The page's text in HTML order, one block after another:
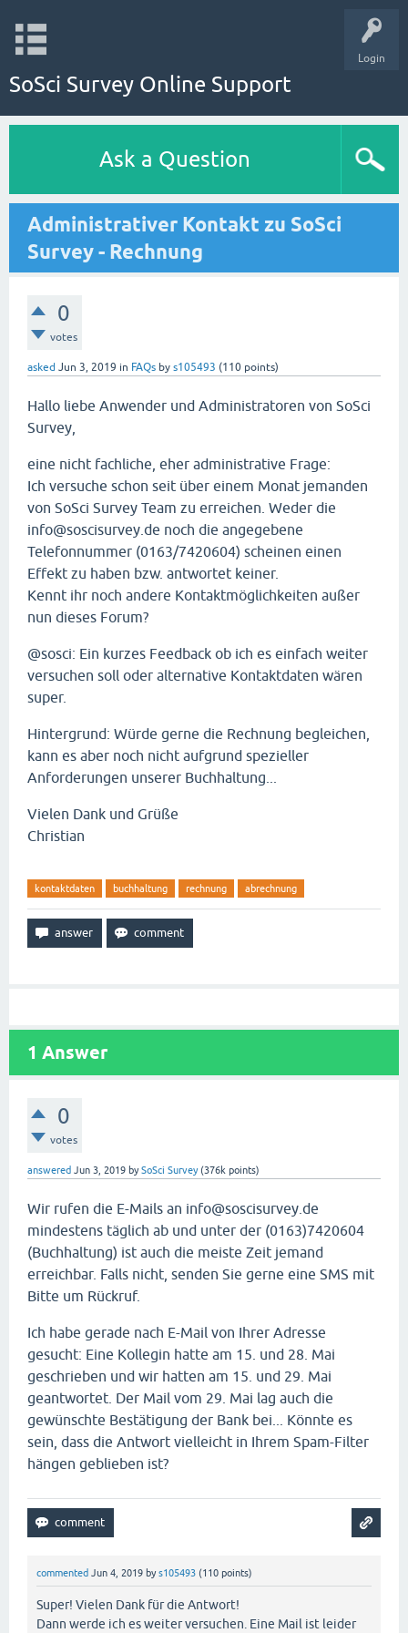
Login
SoSci Survey Online Support
Ask a Question
Administrativer Kontakt zu SoSci
Survey - Rechnung
0
votes
asked Jun 3, 2019 in FAQs by s105493 (110 points)
Hallo liebe Anwender und Administratoren von SoSci
Survey,
eine nicht fachliche, eher administrative Frage:
Ich versuche schon seit über einem Monat jemanden
von SoSci Survey Team zu erreichen. Weder die
info@soscisurvey.de noch die angegebene
Telefonnummer (0163/7420604) scheinen einen
Effekt zu haben bzw. antwortet keiner.
Kennt ihr noch andere Kontaktmöglichkeiten außer
nun dieses Forum?
@sosci: Ein kurzes Feedback ob ich es einfach weiter
versuchen soll oder alternative Kontaktdaten wären
super.
Hintergrund: Würde gerne die Rechnung begleichen,
kann es aber noch nicht aufgrund spezieller
Anforderungen unserer Buchhaltung...
Vielen Dank und Grüße
Christian
kontaktdaten buchhaltung rechnung abrechnung
1 Answer
0
votes
answered Jun 3, 2019 bySoSci Survey (376k points)
Wir rufen die E-Mails an info@soscisurvey.de
mindestens täglich ab und unter der (0163)7420604
(Buchhaltung) ist auch die meiste Zeit jemand
erreichbar. Falls nicht, senden Sie gerne eine SMS mit
Bitte um Rückruf.
Ich habe gerade nach E-Mail von Ihrer Adresse
gesucht: Eine Kollegin hatte am 15. und 28. Mai
geschrieben und wir hatten am 15. und 29. Mai
geantwortet. Der Mail vom 29. Mai lag auch die
gewünschte Bestätigung der Bank bei... Könnte es
sein, dass die Antwort vielleicht in Ihrem Spam-Filter
hängen geblieben ist?
commented Jun 4, 2019 bys105493 (110 points)
Super! Vielen Dank für die Antwort!
Dann werde ich es weiter versuchen. Eine Mail ist leider